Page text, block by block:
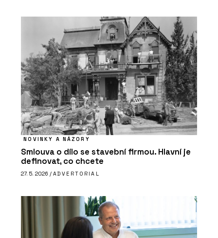
NOVINKY A NÁZORY
Smlouva o dílo se stavební firmou. Hlavní je
definovat, co chcete
27. 5. 2026 / ADVERTORIAL